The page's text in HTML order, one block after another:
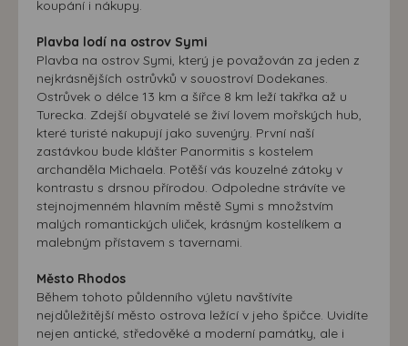
koupání i nákupy.
Plavba lodí na ostrov Symi
Plavba na ostrov Symi, který je považován za jeden z
nejkrásnějších ostrůvků v souostroví Dodekanes.
Ostrůvek o délce 13 km a šířce 8 km leží takřka až u
Turecka. Zdejší obyvatelé se živí lovem mořských hub,
které turisté nakupují jako suvenýry. První naší
zastávkou bude klášter Panormitis s kostelem
archanděla Michaela. Potěší vás kouzelné zátoky v
kontrastu s drsnou přírodou. Odpoledne strávíte ve
stejnojmenném hlavním městě Symi s množstvím
malých romantických uliček, krásným kostelíkem a
malebným přístavem s tavernami.
Město Rhodos
Během tohoto půldenního výletu navštívíte
nejdůležitější město ostrova ležící v jeho špičce. Uvidíte
nejen antické, středověké a moderní památky, ale i